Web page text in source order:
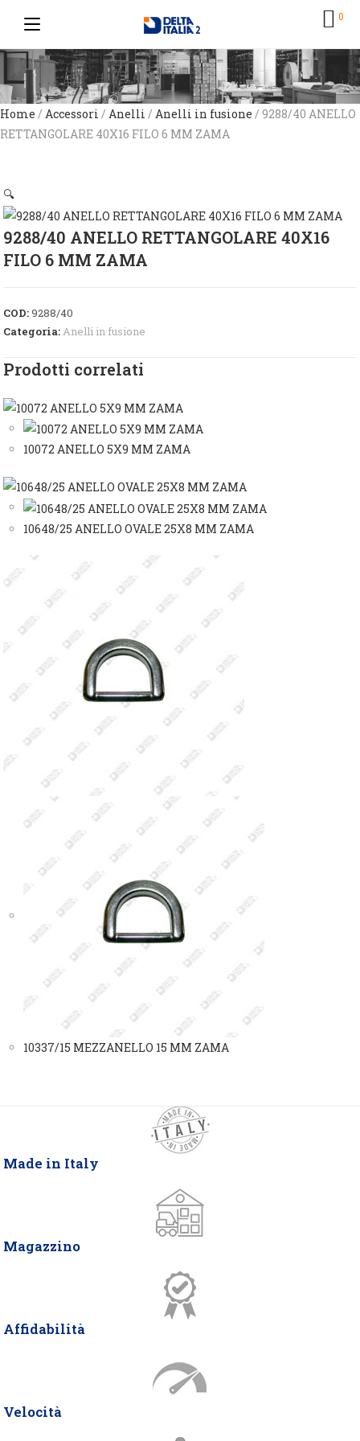
0
Home / Accessori / Anelli / Anelli in fusione / 9288/40 ANELLO
RETTANGOLARE 40X16 FILO 6 MM ZAMA
🔍
9288/40 ANELLO RETTANGOLARE 40X16
FILO 6 MM ZAMA
COD:9288/40
Categoria:Anelli in fusione
Prodotti correlati
10072 ANELLO 5X9 MM ZAMA
10648/25 ANELLO OVALE 25X8 MM ZAMA
10337/15 MEZZANELLO 15 MM ZAMA
Made in Italy
Magazzino
Affidabilità
Velocità